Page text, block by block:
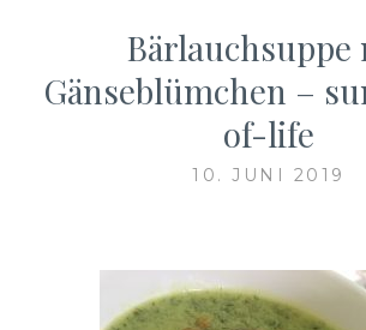
Bärlauchsuppe
Gänseblümchen –
of-life
10. JUNI 2019